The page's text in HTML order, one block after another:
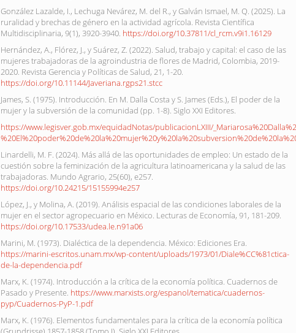
González Lazalde, I., Lechuga Nevárez, M. del R., y Galván Ismael, M. Q. (2025). La
ruralidad y brechas de género en la actividad agrícola. Revista Científica
Multidisciplinaria, 9(1), 3920-3940. https://doi.org/10.37811/cl_rcm.v9i1.16129
Hernández, A., Flórez, J., y Suárez, Z. (2022). Salud, trabajo y capital: el caso de las
mujeres trabajadoras de la agroindustria de flores de Madrid, Colombia, 2019-
2020. Revista Gerencia y Políticas de Salud, 21, 1-20.
https://doi.org/10.11144/Javeriana.rgps21.stcc
James, S. (1975). Introducción. En M. Dalla Costa y S. James (Eds.), El poder de la
mujer y la subversión de la comunidad (pp. 1-8). Siglo XXI Editores.
https://www.legisver.gob.mx/equidadNotas/publicacionLXIII/
Linardelli, M. F. (2024). Más allá de las oportunidades de empleo: Un estado de la
cuestión sobre la feminización de la agricultura latinoamericana y la salud de las
trabajadoras. Mundo Agrario, 25(60), e257.
https://doi.org/10.24215/15155994e257
López, J., y Molina, A. (2019). Análisis espacial de las condiciones laborales de la
mujer en el sector agropecuario en México. Lecturas de Economía, 91, 181-209.
https://doi.org/10.17533/udea.le.n91a06
Marini, M. (1973). Dialéctica de la dependencia. México: Ediciones Era.
https://marini-escritos.unam.mx/wp-content/uploads/1973/01/Diale%CC%81ctica-
de-la-dependencia.pdf
Marx, K. (1974). Introducción a la crítica de la economía política. Cuadernos de
Pasado y Presente. https://www.marxists.org/espanol/tematica/cuadernos-
pyp/Cuadernos-PyP-1.pdf
Marx, K. (1976). Elementos fundamentales para la crítica de la economía política